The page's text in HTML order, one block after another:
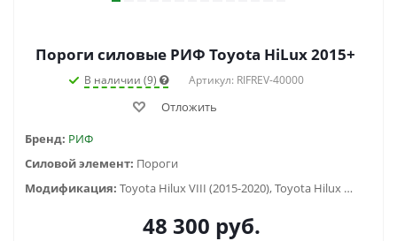
Пороги силовые РИФ Toyota HiLux 2015+
В наличии (9) Артикул: RIFREV-40000
Отложить
Бренд: РИФ
Силовой элемент: Пороги
Модификация:
Toyota Hilux VIII (2015-2020), Toyota Hilux VIII (2020-2023)
48 300 руб.